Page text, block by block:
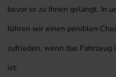
bevor er zu Ihnen gelangt. In
führen wir einen peniblen
zufrieden, wenn das
ist.